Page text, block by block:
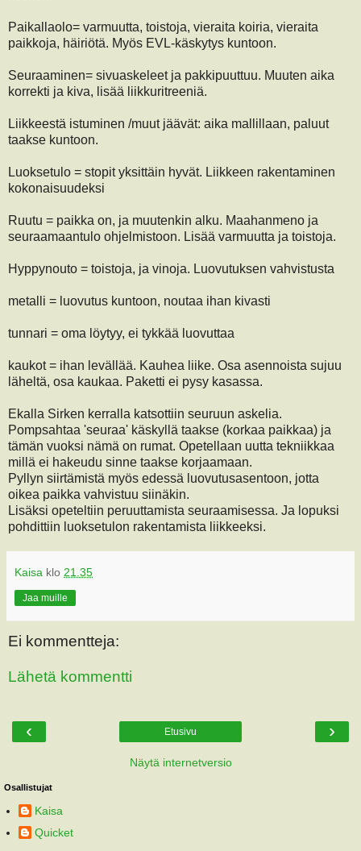
Paikallaolo= varmuutta, toistoja, vieraita koiria, vieraita
paikkoja, häiriötä. Myös EVL-käskytys kuntoon.
Seuraaminen= sivuaskeleet ja pakkipuuttuu. Muuten aika
korrekti ja kiva, lisää liikkuritreeniä.
Liikkeestä istuminen /muut jäävät: aika mallillaan, paluut
taakse kuntoon.
Luoksetulo = stopit yksittäin hyvät. Liikkeen rakentaminen
kokonaisuudeksi
Ruutu = paikka on, ja muutenkin alku. Maahanmeno ja
seuraamaantulo ohjelmistoon. Lisää varmuutta ja toistoja.
Hyppynouto = toistoja, ja vinoja. Luovutuksen vahvistusta
metalli = luovutus kuntoon, noutaa ihan kivasti
tunnari = oma löytyy, ei tykkää luovuttaa
kaukot = ihan levällää. Kauhea liike. Osa asennoista sujuu
läheltä, osa kaukaa. Paketti ei pysy kasassa.
Ekalla Sirken kerralla katsottiin seuruun askelia.
Pompsahtaa 'seuraa' käskyllä taakse (korkaa paikkaa) ja
tämän vuoksi nämä on rumat. Opetellaan uutta tekniikkaa
millä ei hakeudu sinne taakse korjaamaan.
Pyllyn siirtämistä myös edessä luovutusasentoon, jotta
oikea paikka vahvistuu siinäkin.
Lisäksi opeteltiin peruuttamista seuraamisessa. Ja lopuksi
pohdittiin luoksetulon rakentamista liikkeeksi.
Kaisa klo 21.35
Jaa muille
Ei kommentteja:
Lähetä kommentti
‹ ›
Etusivu
Näytä internetversio
Osallistujat
Kaisa
Quicket